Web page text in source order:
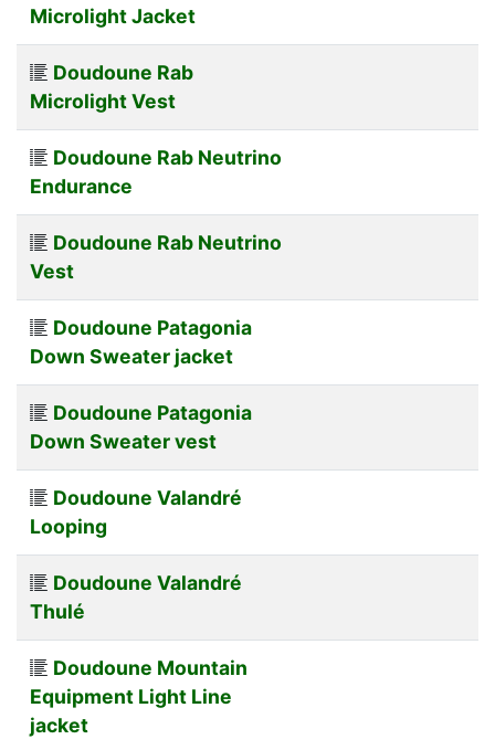
Microlight Jacket
Doudoune Rab
Microlight Vest
Doudoune Rab Neutrino
Endurance
Doudoune Rab Neutrino
Vest
Doudoune Patagonia
Down Sweater jacket
Doudoune Patagonia
Down Sweater vest
Doudoune Valandré
Looping
Doudoune Valandré
Thulé
Doudoune Mountain
Equipment Light Line
jacket